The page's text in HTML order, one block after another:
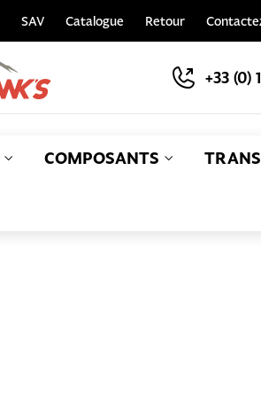
SAV Catalogue Retour
+33 (0)
COMPOSANTS